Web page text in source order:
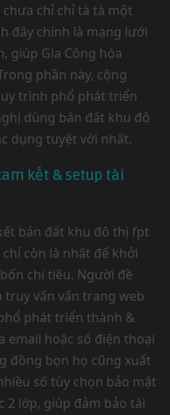
chỉ chỉ tà tà một
đây chính là mạng lưới
giúp Gia Công hóa
phần này, cộng
trình phổ phát triển
dùng bán đất khu đô
dụng tuyệt vời nhất.
kết & setup tài
bán đất khu đô thị fpt
còn là nhất để khởi
chi tiêu. Người đề
vấn vấn trang web
phát triển thành &
email hoặc số điện thoại
đồng bọn họ cũng xuất
số tùy chọn bảo mật
2 lớp, giúp đảm bảo tài